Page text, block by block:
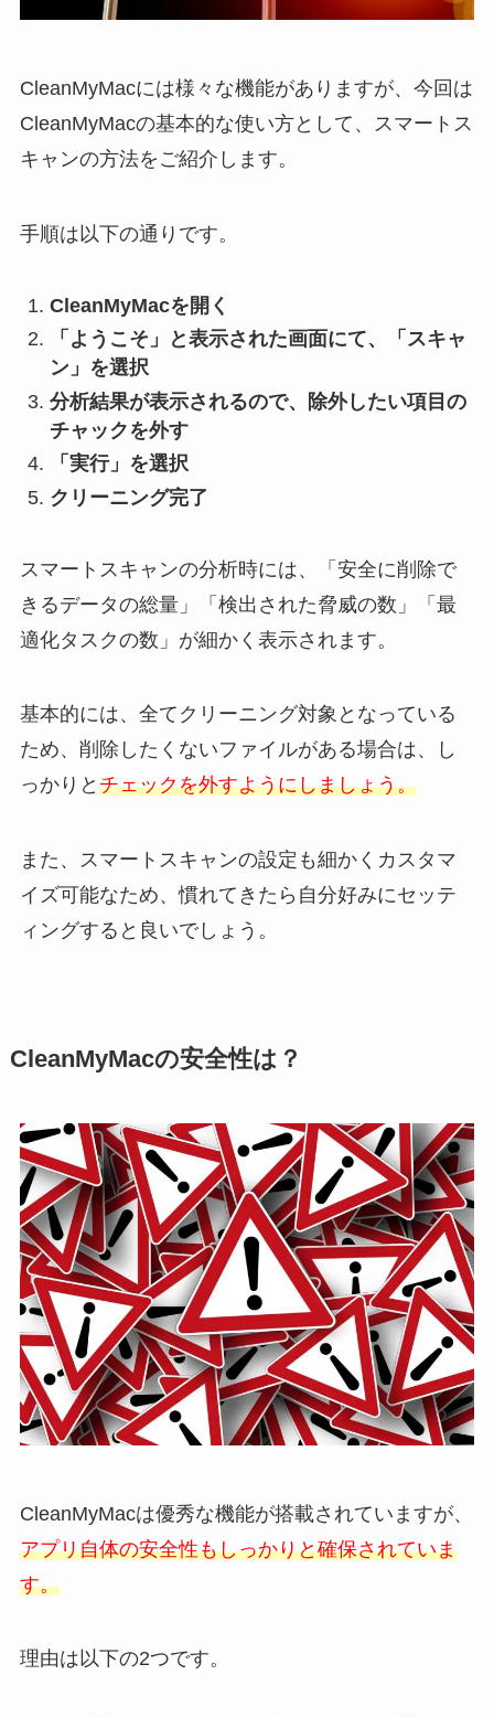
CleanMyMacには様々な機能がありますが、今回は
CleanMyMacの基本的な使い方として、スマートス
キャンの方法をご紹介します。
手順は以下の通りです。
CleanMyMacを開く
「ようこそ」と表示された画面にて、「スキャ
ン」を選択
分析結果が表示されるので、除外したい項目の
チャックを外す
「実行」を選択
クリーニング完了
スマートスキャンの分析時には、「安全に削除で
きるデータの総量」「検出された脅威の数」「最
適化タスクの数」が細かく表示されます。
基本的には、全てクリーニング対象となっている
ため、削除したくないファイルがある場合は、し
っかりと チェックを外すようにしましょう。
また、スマートスキャンの設定も細かくカスタマ
イズ可能なため、慣れてきたら自分好みにセッテ
ィングすると良いでしょう。
CleanMyMacの安全性は？
CleanMyMacは優秀な機能が搭載されていますが、
アプリ自体の安全性もしっかりと確保されていま
す。
理由は以下の2つです。